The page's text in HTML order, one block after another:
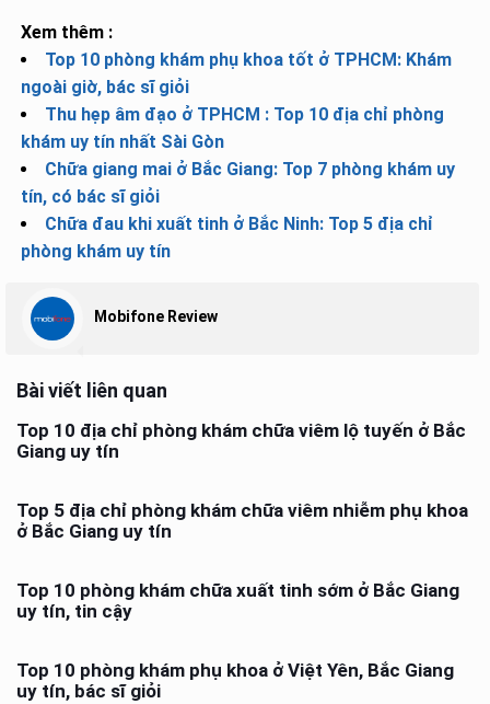
Xem thêm :
Top 10 phòng khám phụ khoa tốt ở TPHCM: Khám
ngoài giờ, bác sĩ giỏi
Thu hẹp âm đạo ở TPHCM : Top 10 địa chỉ phòng
khám uy tín nhất Sài Gòn
Chữa giang mai ở Bắc Giang: Top 7 phòng khám uy
tín, có bác sĩ giỏi
Chữa đau khi xuất tinh ở Bắc Ninh: Top 5 địa chỉ
phòng khám uy tín
Mobifone Review
Bài viết liên quan
Top 10 địa chỉ phòng khám chữa viêm lộ tuyến ở Bắc
Giang uy tín
Top 5 địa chỉ phòng khám chữa viêm nhiễm phụ khoa
ở Bắc Giang uy tín
Top 10 phòng khám chữa xuất tinh sớm ở Bắc Giang
uy tín, tin cậy
Top 10 phòng khám phụ khoa ở Việt Yên, Bắc Giang
uy tín, bác sĩ giỏi